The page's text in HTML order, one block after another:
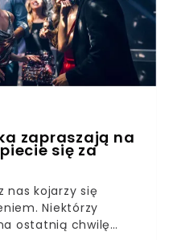
zapraszają na
się za
nas kojarzy się
Niektórzy
ostatnią chwilę